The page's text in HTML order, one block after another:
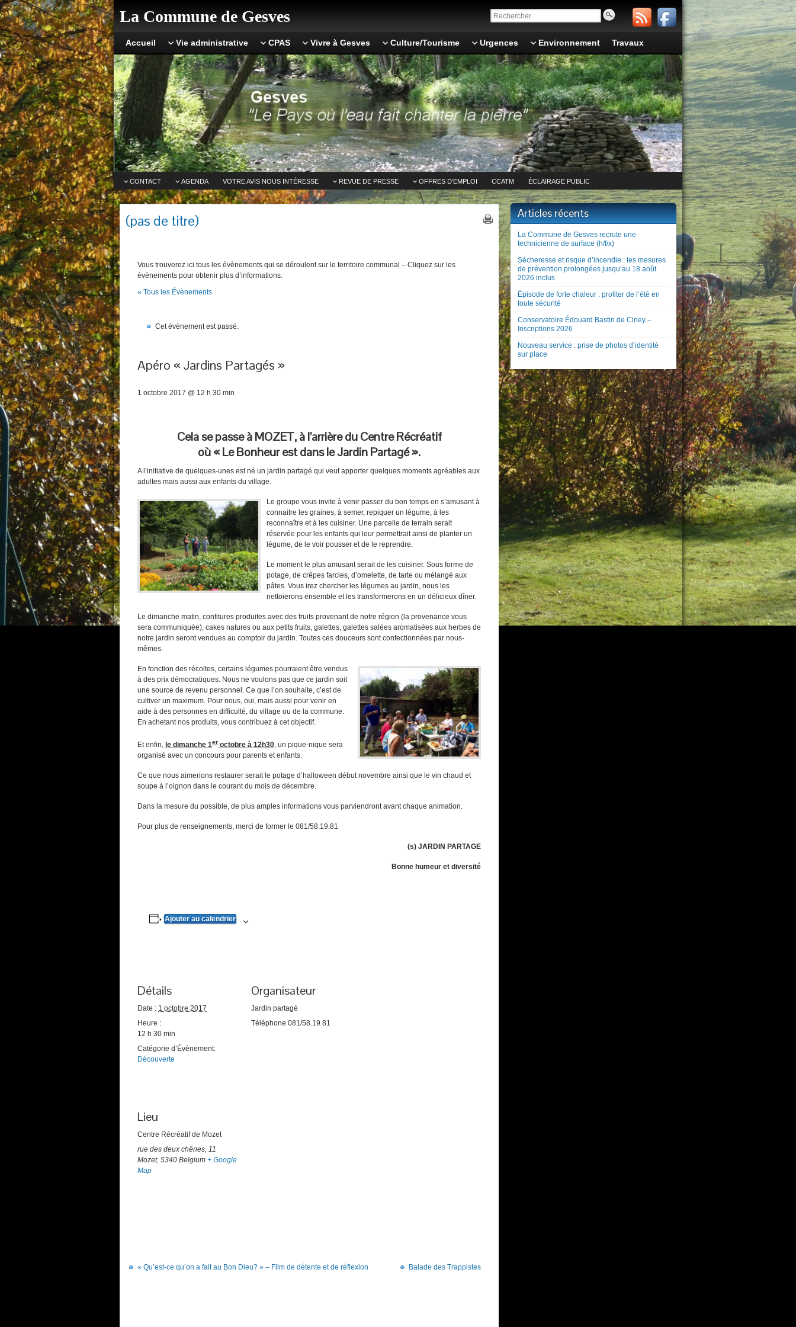
La Commune de Gesves
Accueil Vie administrative CPAS Vivre à Gesves Culture/Tourisme Urgences Environnement Travaux
CONTACT AGENDA VOTRE AVIS NOUS INTÉRESSE REVUE DE PRESSE OFFRES D’EMPLOI CCATM ÉCLAIRAGE PUBLIC
(pas de titre)
Vous trouverez ici tous les évènements qui se déroulent sur le territoire communal – Cliquez sur les
évènements pour obtenir plus d’informations.
« Tous les Évènements
Cet évènement est passé.
Apéro « Jardins Partagés »
1 octobre 2017 @ 12 h 30 min
Cela se passe à MOZET, à l’arrière du Centre Récréatif
où« Le Bonheur est dans le Jardin Partagé ».
A l’initiative de quelques-unes est né un jardin partagé qui veut apporter quelques moments agréables aux
adultes mais aussi aux enfants du village.
Le groupe vous invite à venir passer du bon temps en s’amusant à
connaitre les graines, à semer, repiquer un légume, à les
reconnaître et à les cuisiner. Une parcelle de terrain serait
réservée pour les enfants qui leur permettrait ainsi de planter un
légume, de le voir pousser et de le reprendre.
Le moment le plus amusant serait de les cuisiner. Sous forme de
potage, de crêpes farcies, d’omelette, de tarte ou mélangé aux
pâtes. Vous irez chercher les légumes au jardin, nous les
nettoierons ensemble et les transformerons en un délicieux dîner.
Le dimanche matin, confitures produites avec des fruits provenant de notre région (la provenance vous
sera communiquée), cakes natures ou aux petits fruits, galettes, galettes salées aromatisées aux herbes de
notre jardin seront vendues au comptoir du jardin. Toutes ces douceurs sont confectionnées par nous-
mêmes.
En fonction des récoltes, certains légumes pourraient être vendus
à des prix démocratiques. Nous ne voulons pas que ce jardin soit
une source de revenu personnel. Ce que l’on souhaite, c’est de
cultiver un maximum. Pour nous, oui, mais aussi pour venir en
aide à des personnes en difficulté, du village ou de la commune.
En achetant nos produits, vous contribuez à cet objectif.
Et enfin, le dimanche 1er octobre à 12h30, un pique-nique sera
organisé avec un concours pour parents et enfants.
Ce que nous aimerions restaurer serait le potage d’halloween début novembre ainsi que le vin chaud et
soupe à l’oignon dans le courant du mois de décembre.
Dans la mesure du possible, de plus amples informations vous parviendront avant chaque animation.
Pour plus de renseignements, merci de former le 081/58.19.81
(s) JARDIN PARTAGE
Bonne humeur et diversité
Ajouter au calendrier
Détails
Date : 1 octobre 2017
Heure :
12 h 30 min
Catégorie d’Évènement:
Découverte
Organisateur
Jardin partagé
Téléphone 081/58.19.81
Lieu
Centre Récréatif de Mozet
rue des deux chênes, 11
Mozet, 5340 Belgium + Google
Map
« Qu’est-ce qu’on a fait au Bon Dieu? » – Film de détente et de réflexion Balade des Trappistes
Articles récents
La Commune de Gesves recrute une
technicienne de surface (h/f/x)
Sécheresse et risque d’incendie : les mesures
de prévention prolongées jusqu’au 18 août
2026 inclus
Épisode de forte chaleur : profiter de l’été en
toute sécurité
Conservatoire Édouard Bastin de Ciney –
Inscriptions 2026
Nouveau service : prise de photos d’identité
sur place